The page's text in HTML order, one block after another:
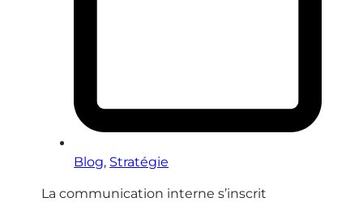
Blog, Stratégie
La communication interne s’inscrit